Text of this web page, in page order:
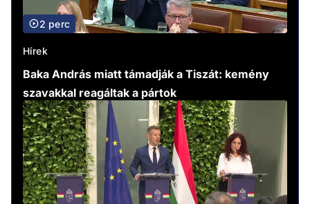
2 perc
Hírek
Baka András miatt támadják a Tiszát: kemény
szavakkal reagáltak a pártok